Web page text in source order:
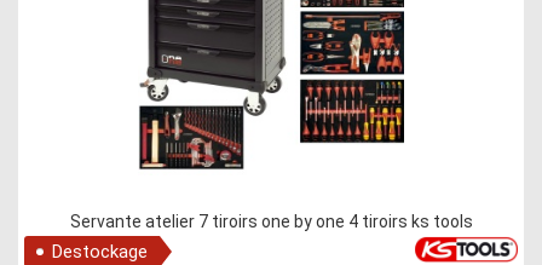
Servante atelier 7 tiroirs one by one 4 tiroirs ks tools
Destockage